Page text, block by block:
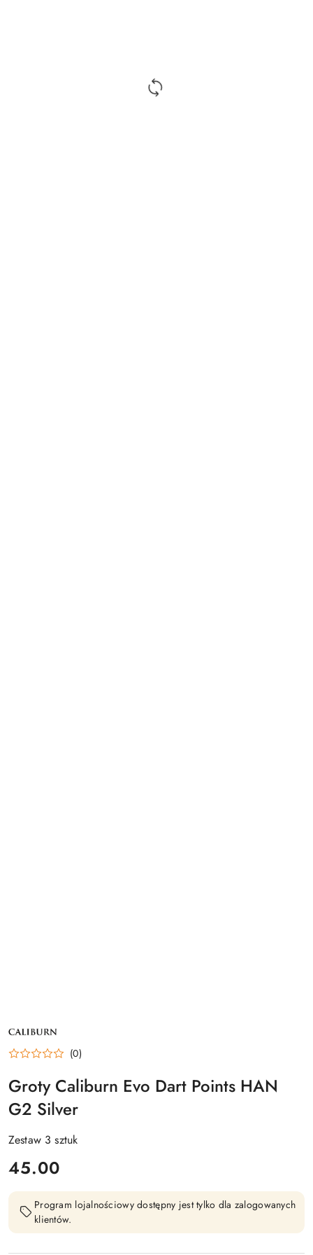
NAZWA
PRODUCENTA:
CALIBURN (0)
Groty Caliburn Evo Dart Points HAN
G2 Silver
Zestaw 3 sztuk
cena:
45.00
Program lojalnościowy dostępny jest tylko dla zalogowanych
klientów.